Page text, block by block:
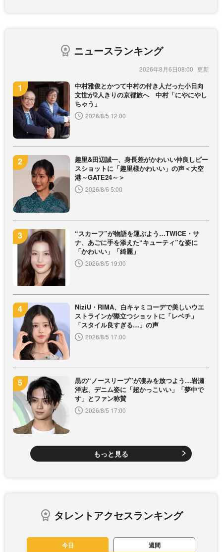
ニュースランキング
2026年8月6日08:00
中村雅俊とかつて中村の付き人だった小日向
文世が2人きりの京都旅へ 中村「にやにやし
ちゃう」
2026/8/5 12:00
趣里&田辺誠一、身長差がかわいい仲良しピー
スショットに「趣里様かわいい」の声＜大空
港～GATE24～＞
2026/8/6 5:00
“スカーフ”が物語を運ぶよう…TWICE・サ
ナ、あごに手を添えた“キューティ”な姿に
「かわいい」「綺麗」
2026/8/5 19:00
NiziU・RIMA、白キャミコーデで美しいウエ
ストラインが際立つショットに「レベチ」
「スタイル良すぎる…」の声
2026/8/5 17:00
黒の“ノースリーブ”が凄みを放つよう…岩瀬
洋志、デニム姿に「超かっこいい」「夢中で
す」とファン称賛
2026/8/5 17:00
もっと見る
タレントアクセスランキング
今日 週間